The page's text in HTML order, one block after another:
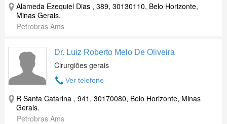
Alameda Ezequiel Dias , 389, 30130110, Belo Horizonte,
Minas Gerais.
Petrobras Ams
Dr. Luiz Roberto Melo De Oliveira
Cirurgiões gerais
Ver telefone
R Santa Catarina , 941, 30170080, Belo Horizonte, Minas
Gerais.
Petrobras Ams